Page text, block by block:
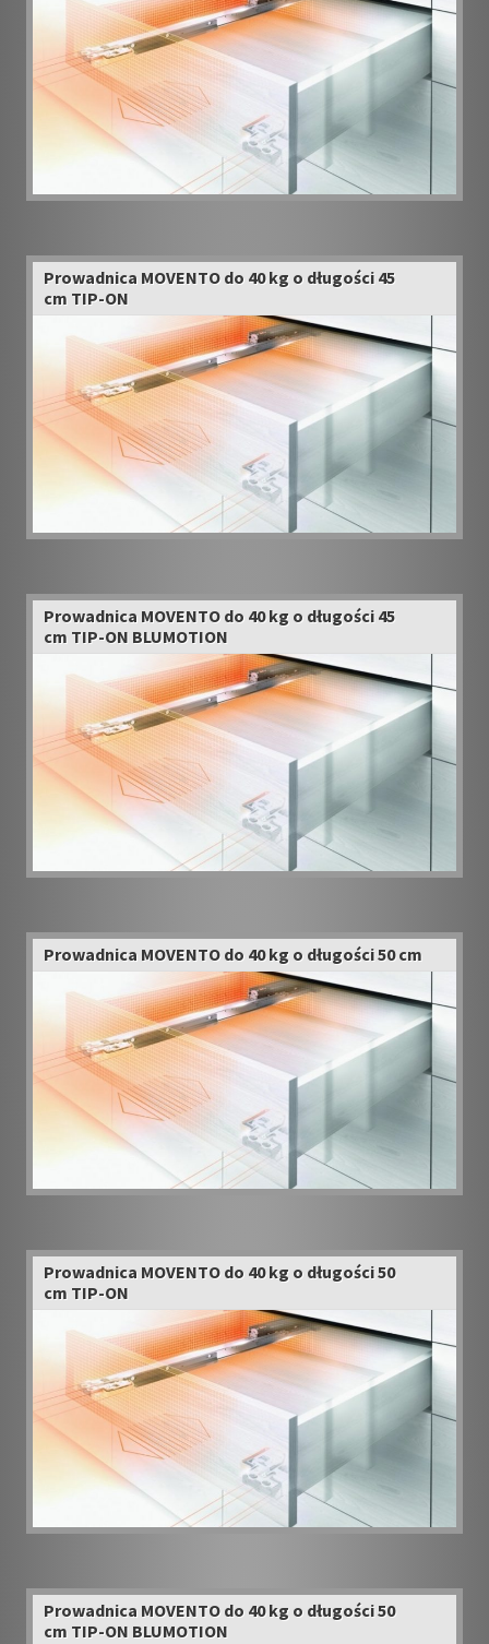
Prowadnica MOVENTO do 40 kg o długości 45
cm TIP-ON
Prowadnica MOVENTO do 40 kg o długości 45
cm TIP-ON BLUMOTION
Prowadnica MOVENTO do 40 kg o długości 50 cm
Prowadnica MOVENTO do 40 kg o długości 50
cm TIP-ON
Prowadnica MOVENTO do 40 kg o długości 50
cm TIP-ON BLUMOTION